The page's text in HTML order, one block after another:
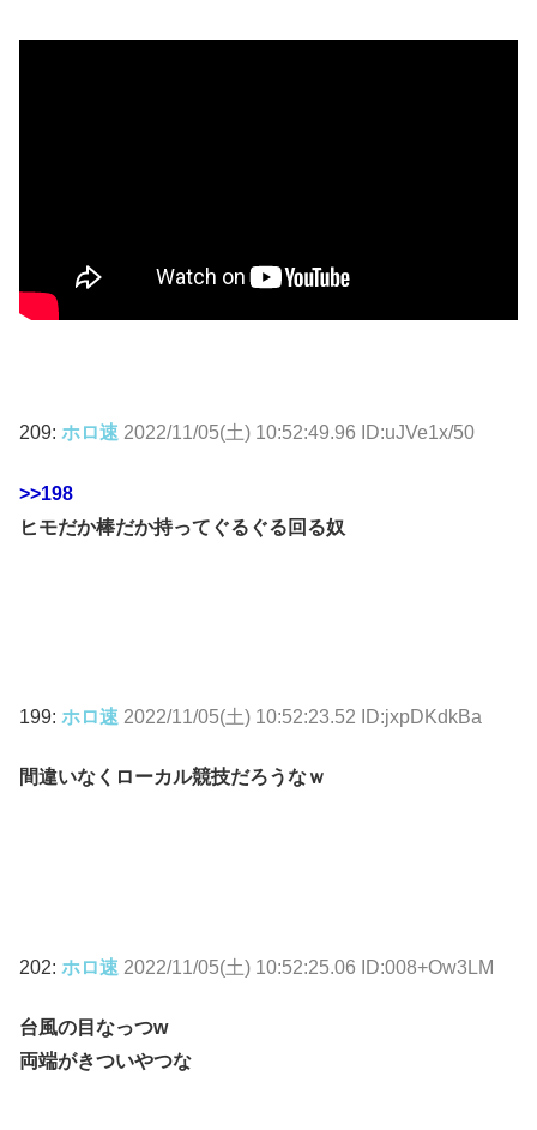
209: ホロ速 2022/11/05(土) 10:52:49.96 ID:uJVe1x/50
>>198
ヒモだか棒だか持ってぐるぐる回る奴
199: ホロ速 2022/11/05(土) 10:52:23.52 ID:jxpDKdkBa
間違いなくローカル競技だろうなｗ
202: ホロ速 2022/11/05(土) 10:52:25.06 ID:008+Ow3LM
台風の目なっつw
両端がきついやつな